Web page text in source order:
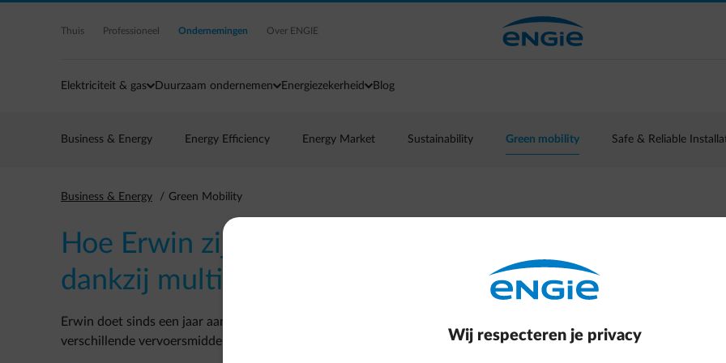
Ga naar de hoofdinhoud
Thuis Professioneel Ondernemingen Over ENGIE
Elektriciteit & gas Duurzaam ondernemen Energiezekerheid Blog
Business & Energy Energy Efficiency Energy Market Sustainability Green mobility Safe & Reliable
Business & Energy Green Mobility
Hoe Erwin zijn mobiliteit verbeterde
dankzij multimodaliteit
Erwin doet sinds een jaar aan ‘multimodaliteit’. Dat houdt in dat de bedrijfsleider dagelijks 3 tot 4
verschillende vervoersmiddelen gebruikt. Hij bekeerde zelfs al een aantal van zijn medewerkers.
Wij respecteren je privacy